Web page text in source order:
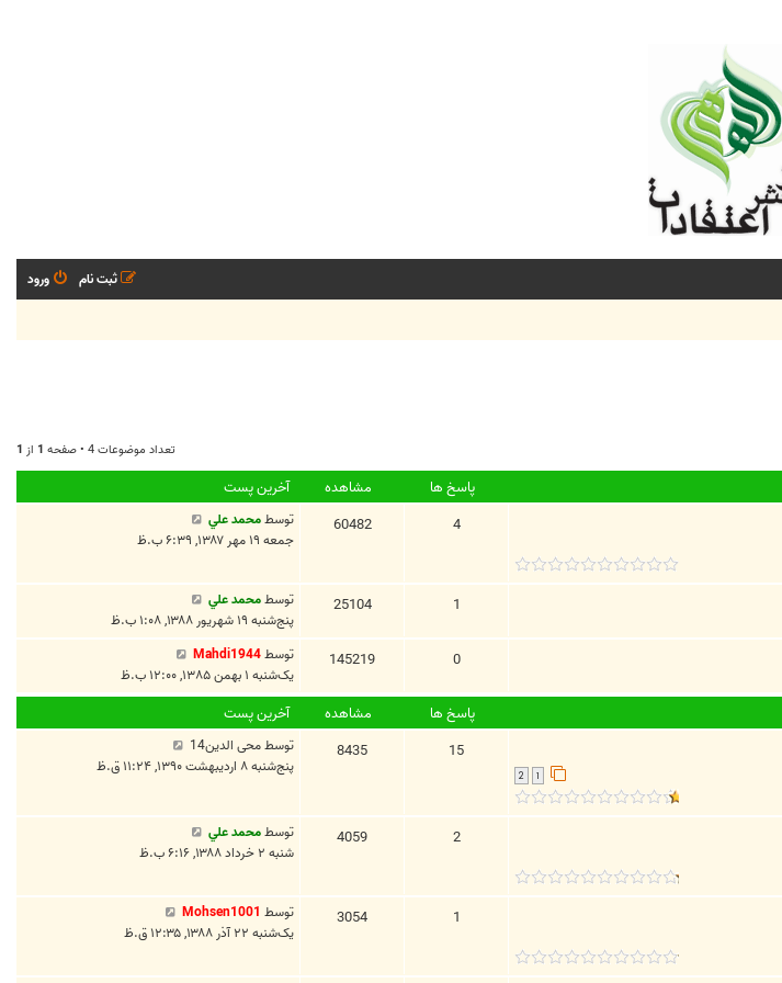
ورود
ثبت نام
تعداد موضوعات 4 • صفحه 1 از 1
پاسخ ها مشاهده آخرین پست
4
60482 توسطمحمد علي
جمعه ۱۹ مهر ۱۳۸۷, ۶:۳۹ ب.ظ
1
25104 توسطمحمد علي
پنج‌شنبه ۱۹ شهریور ۱۳۸۸, ۱:۰۸ ب.ظ
0
145219 توسطMahdi1944
یک‌شنبه ۱ بهمن ۱۳۸۵, ۱۲:۰۰ ب.ظ
پاسخ ها مشاهده آخرین پست
1
2
15
8435 توسطمحی الدین14
پنج‌شنبه ۸ اردیبهشت ۱۳۹۰, ۱۱:۲۴ ق.ظ
2
4059 توسطمحمد علي
شنبه ۲ خرداد ۱۳۸۸, ۶:۱۶ ب.ظ
1
3054 توسط Mohsen1001
یک‌شنبه ۲۲ آذر ۱۳۸۸, ۱۲:۳۵ ق.ظ